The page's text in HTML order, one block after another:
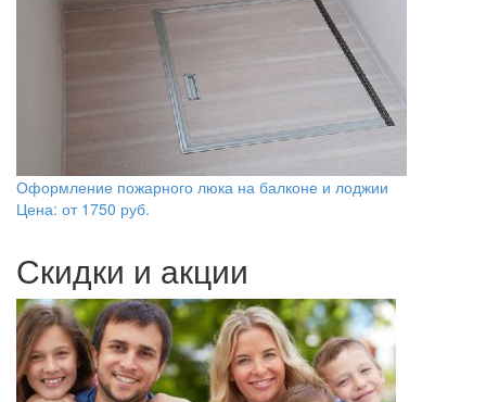
Оформление пожарного люка на балконе и лоджии
Цена: от 1750 руб.
Скидки и акции